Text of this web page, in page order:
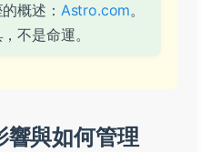
概述： Astro.com。
不是命運。
響與如何管理